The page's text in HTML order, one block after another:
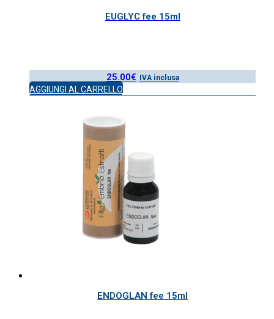
EUGLYC fee 15ml
25.00€ IVA inclusa
AGGIUNGI AL CARRELLO
ENDOGLAN fee 15ml